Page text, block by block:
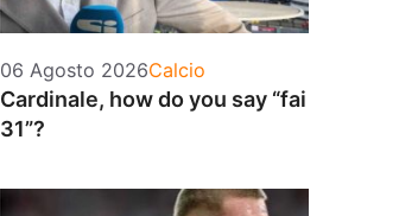
06 Agosto 2026Categorie
Calcio
Cardinale, how do you say “fai
31”?